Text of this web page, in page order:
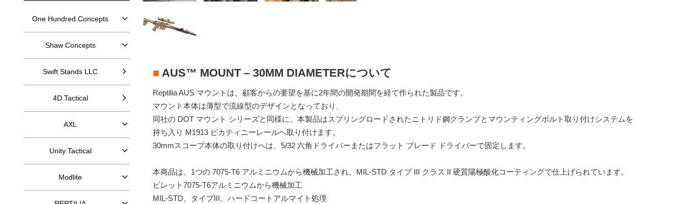
■AUS™ MOUNT – 30MM DIAMETERについて
Reptilia AUS マウントは、顧客からの要望を基に2年間の開発期間を経て作られた製品です。
マウント本体は薄型で流線型のデザインとなっており、
同社の DOT マウント シリーズと同様に、本製品はスプリングロードされたニトリド鋼クランプとマウンティングボルト取り付けシステムを
持ち入り M1913 ピカティニーレールへ取り付けます。
30mmスコープ本体の取り付けへは、5/32 六角ドライバーまたはフラット ブレード ドライバーで固定します。
本商品は、1つの 7075-T6 アルミニウムから機械加工され、MIL-STD タイプ III クラス II 硬質陽極酸化コーティングで仕上げられています。
ビレット7075-T6アルミニウムから機械加工
MIL-STD、タイプIII、ハードコートアルマイト処理
One Hundred Concepts
Shaw Concepts
Swift Stands LLC
4D Tactical
AXL
Unity Tactical
Modlite